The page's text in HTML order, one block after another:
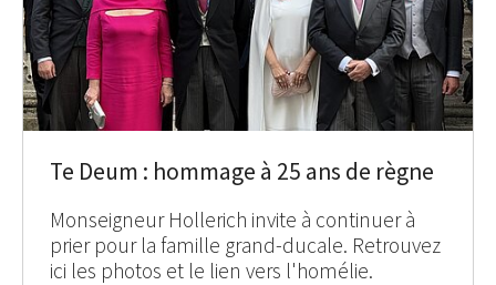
Te Deum : hommage à 25 ans de règne
Monseigneur Hollerich invite à continuer à
prier pour la famille grand-ducale. Retrouvez
ici les photos et le lien vers l'homélie.